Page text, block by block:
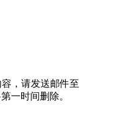
，请发送邮件至
一时间删除。